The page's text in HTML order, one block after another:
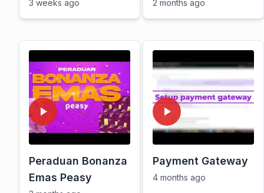
menunggu
pelanggan dan
operasi kedai lebih
lancar
3 weeks ago
pulangan modal
(breakeven) serta
2 months ago
Peraduan Bonanza
Emas Peasy
Payment Gateway
4 months ago